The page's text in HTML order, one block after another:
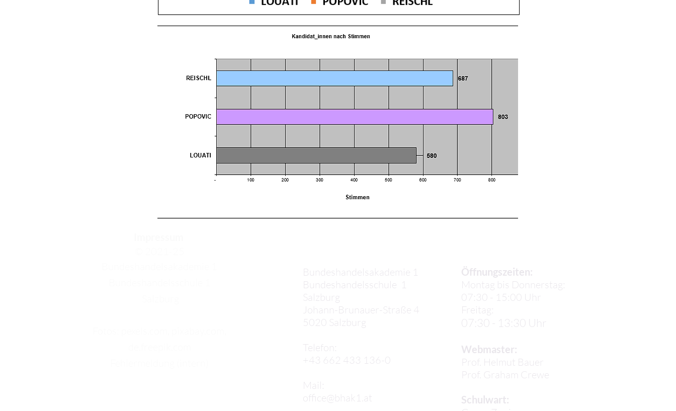
Bundeshandelsakademie 1
Bundeshandelsschule 1
Salzburg
Johann-Brunauer-Straße 4
5020 Salzburg
Telefon:
+43 662 433 136-0
Mail:
office@bhak1.at
Öffnungszeiten:
Montag bis Donnerstag:
07:30 - 15:00 Uhr
Freitag:
07:30 - 13:30 Uhr
Webmaster:
Prof. Helmut Bauer
Prof.
Graham Crewe
Schulwart: